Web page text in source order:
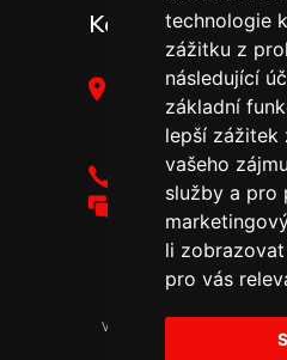
technologie
zážitku z
následující
základní
lepší zážitek
vašeho
služby a pro
li
pro vás
Kontakt
THT Polička, s.r.o.,
Starohradská 316,
572 01 Polička
+420 461 755 111
tht@tht.cz
2024 Všechny práva
vyhrazena © THT Polička,